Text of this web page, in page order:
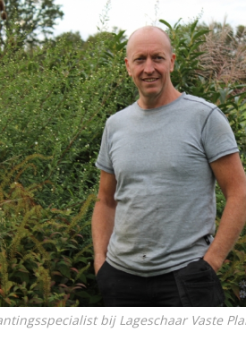
bij Lageschaar Vaste